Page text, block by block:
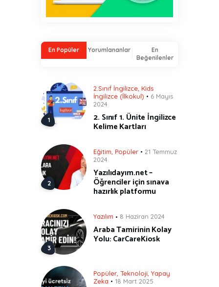
En Popüler Yorumlananlar
En
Beğenilenler
2.Sınıf İngilizce Kids
İngilizce (İlkokul)
6 Mayıs
2024
2. Sınıf 1. Ünite İngilizce
Kelime Kartları
Eğitim Popüler
21 Temmuz
2024
Yazılıdayım.net –
Öğrenciler için sınava
hazırlık platformu
Yazılım 8 Haziran 2024
Araba Tamirinin Kolay
Yolu: CarCareKiosk
Popüler Teknoloji Yapay
Zeka
18 Mart 2025